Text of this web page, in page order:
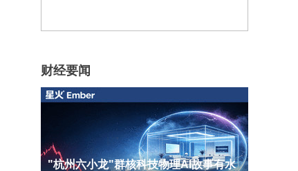
财经要闻
"杭州六小龙"群核科技物理AI故事有水